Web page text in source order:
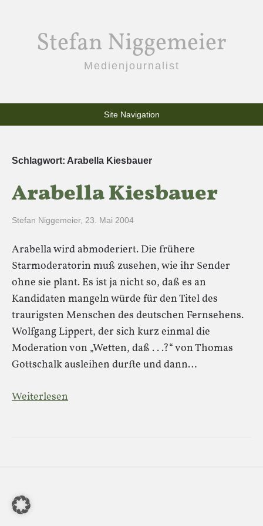
Stefan Niggemeier
Medienjournalist
Site Navigation
Schlagwort: Arabella Kiesbauer
Arabella Kiesbauer
Stefan Niggemeier, 23. Mai 2004
Arabella wird abmoderiert. Die frühere
Starmoderatorin muß zusehen, wie ihr Sender
ohne sie plant. Es ist ja nicht so, daß es an
Kandidaten mangeln würde für den Titel des
traurigsten Menschen des deutschen Fernsehens.
Wolfgang Lippert, der sich kurz einmal die
Moderation von „Wetten, daß . . .?“ von Thomas
Gottschalk ausleihen durfte und dann…
Weiterlesen